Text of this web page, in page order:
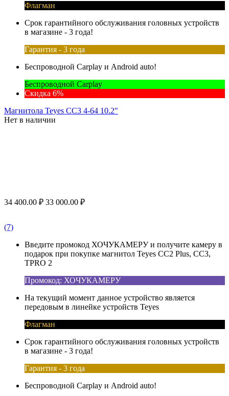
Флагман
Срок гарантийного обслуживания головных устройств
в магазине - 3 года!
Гарантия - 3 года
Беспроводной Carplay и Android auto!
Беспроводной Carplay
Скидка 6%
Магнитола Teyes CC3 4-64 10.2"
Нет в наличии
34 400.00 ₽ 33 000.00 ₽
(7)
Введите промокод ХОЧУКАМЕРУ и получите камеру в
подарок при покупке магнитол Teyes CC2 Plus, CC3,
TPRO 2
Промокод: ХОЧУКАМЕРУ
На текущий момент данное устройство является
передовым в линейке устройств Teyes
Флагман
Срок гарантийного обслуживания головных устройств
в магазине - 3 года!
Гарантия - 3 года
Беспроводной Carplay и Android auto!